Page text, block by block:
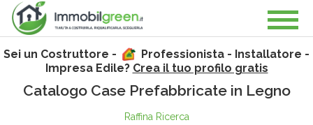
Sei un Costruttore -
Professionista - Installatore -
Impresa Edile? Crea il tuo profilo gratis
Catalogo Case Prefabbricate in Legno
Raffina Ricerca